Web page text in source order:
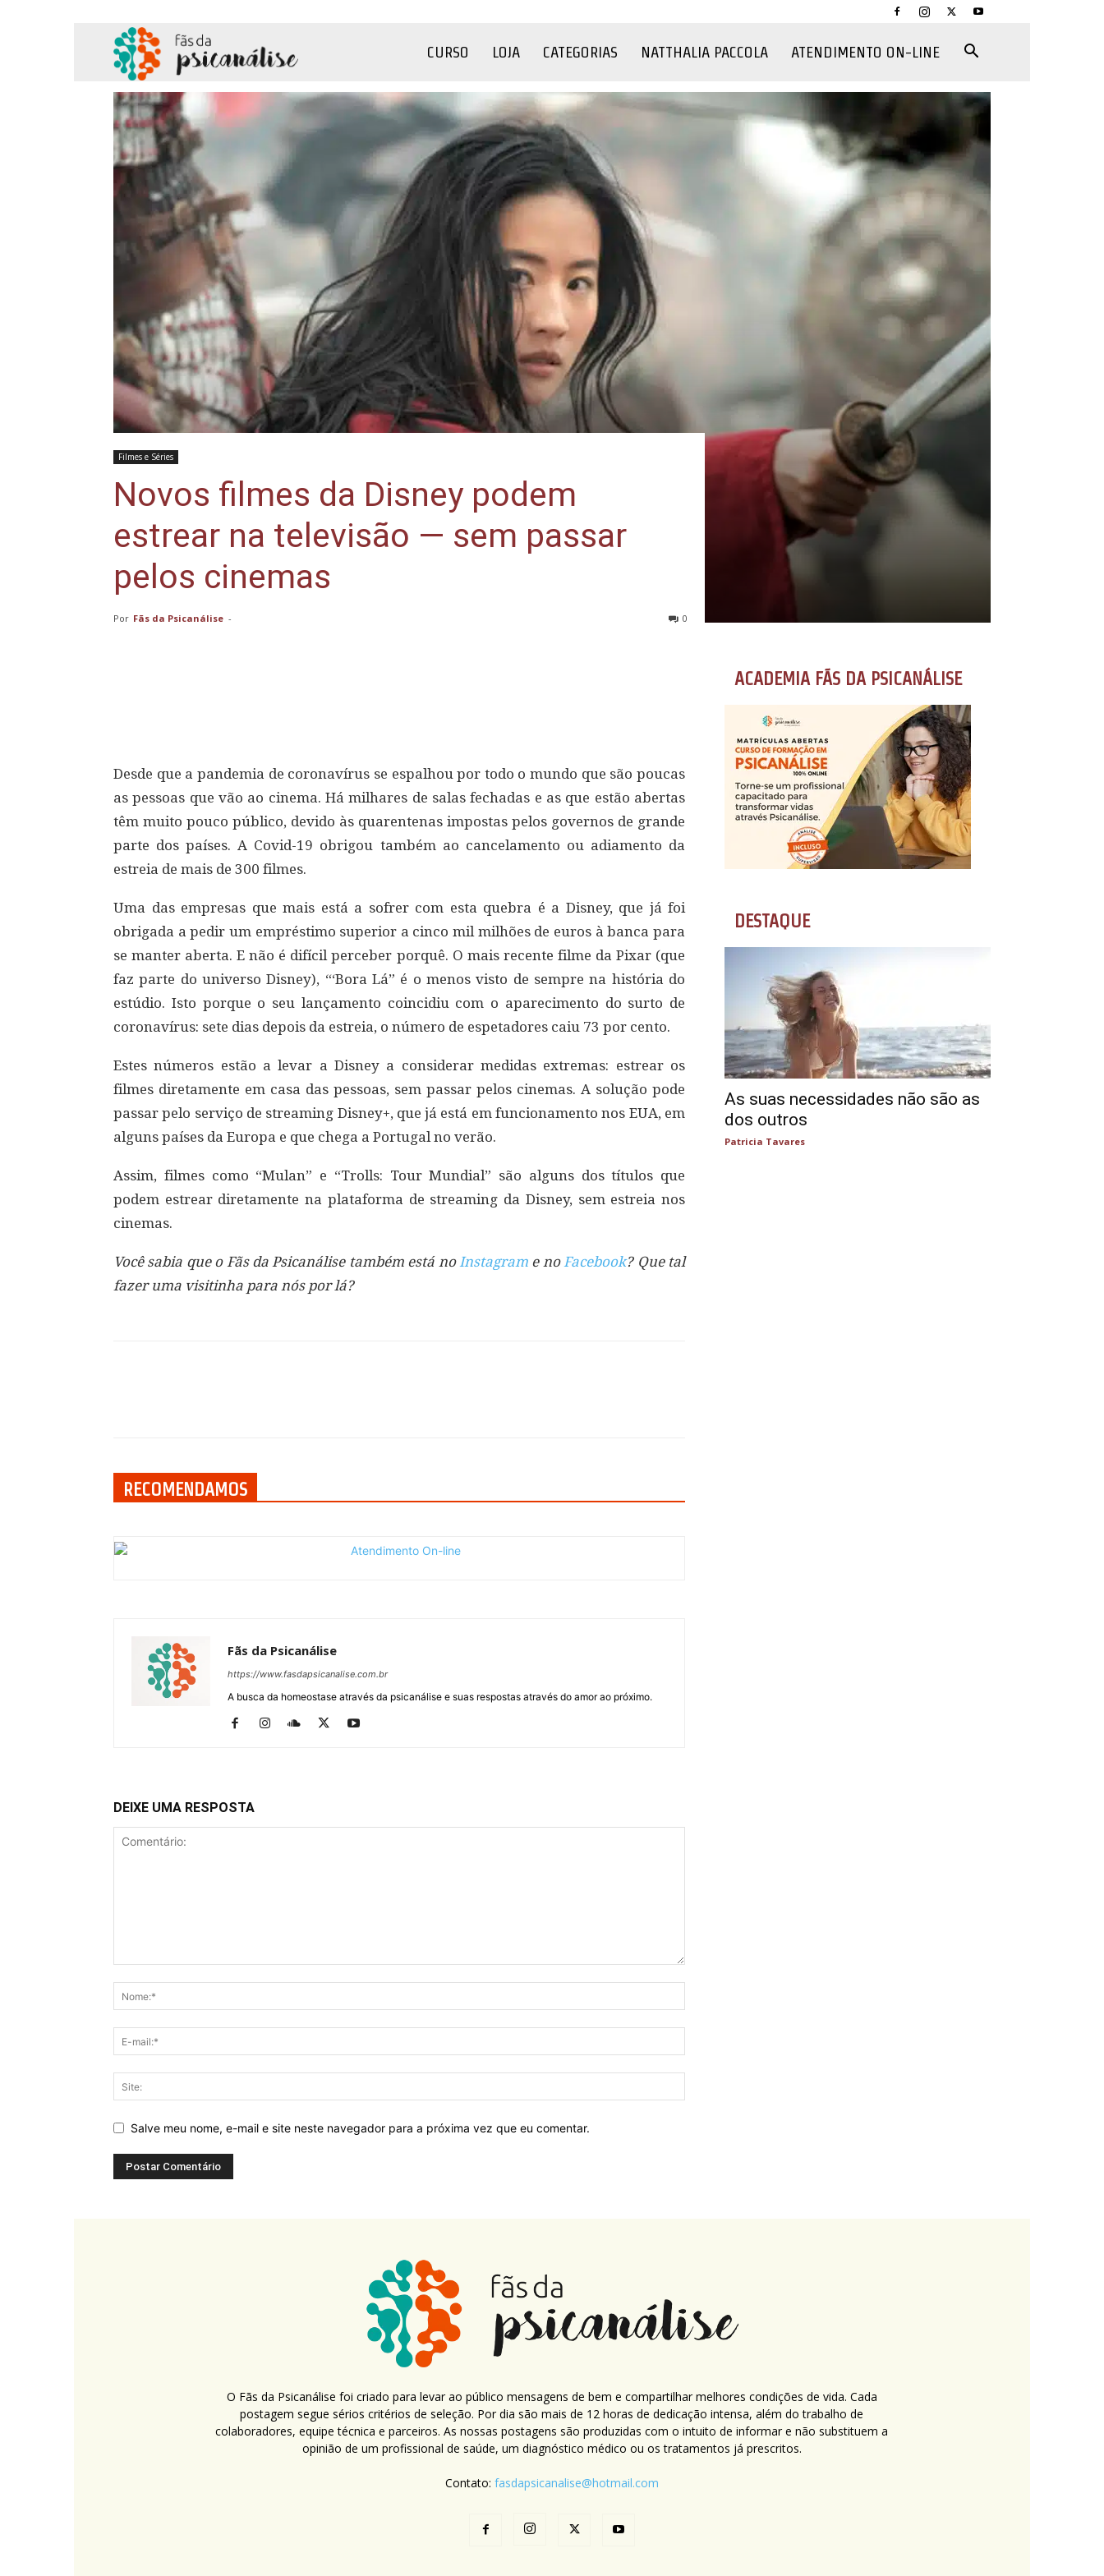
CURSO LOJA CATEGORIAS NATTHALIA PACCOLA ATENDIMENTO ON-LINE
Filmes e Séries
Novos filmes da Disney podem
estrear na televisão — sem passar
pelos cinemas
Por Fãs da Psicanálise - 0
Desde que a pandemia de coronavírus se espalhou por todo o mundo que são poucas
as pessoas que vão ao cinema. Há milhares de salas fechadas e as que estão abertas
têm muito pouco público, devido às quarentenas impostas pelos governos de grande
parte dos países. A Covid-19 obrigou também ao cancelamento ou adiamento da
estreia de mais de 300 filmes.
Uma das empresas que mais está a sofrer com esta quebra é a Disney, que já foi
obrigada a pedir um empréstimo superior a cinco mil milhões de euros à banca para
se manter aberta. E não é difícil perceber porquê. O mais recente filme da Pixar (que
faz parte do universo Disney), “‘Bora Lá” é o menos visto de sempre na história do
estúdio. Isto porque o seu lançamento coincidiu com o aparecimento do surto de
coronavírus: sete dias depois da estreia, o número de espetadores caiu 73 por cento.
Estes números estão a levar a Disney a considerar medidas extremas: estrear os
filmes diretamente em casa das pessoas, sem passar pelos cinemas. A solução pode
passar pelo serviço de streaming Disney+, que já está em funcionamento nos EUA, em
alguns países da Europa e que chega a Portugal no verão.
Assim, filmes como “Mulan” e “Trolls: Tour Mundial” são alguns dos títulos que
podem estrear diretamente na plataforma de streaming da Disney, sem estreia nos
cinemas.
Você sabia que o Fãs da Psicanálise também está noInstagram e noFacebook? Que tal
fazer uma visitinha para nós por lá?
RECOMENDAMOS
Fãs da Psicanálise
https://www.fasdapsicanalise.com.br
A busca da homeostase através da psicanálise e suas respostas através do amor ao próximo.
DEIXE UMA RESPOSTA
Salve meu nome, e-mail e site neste navegador para a próxima vez que eu comentar.
ACADEMIA FÃS DA PSICANÁLISE
DESTAQUE
As suas necessidades não são as
dos outros
Patricia Tavares
O Fãs da Psicanálise foi criado para levar ao público mensagens de bem e compartilhar melhores condições de vida. Cada
postagem segue sérios critérios de seleção. Por dia são mais de 12 horas de dedicação intensa, além do trabalho de
colaboradores, equipe técnica e parceiros. As nossas postagens são produzidas com o intuito de informar e não substituem a
opinião de um profissional de saúde, um diagnóstico médico ou os tratamentos já prescritos.
Contato: fasdapsicanalise@hotmail.com